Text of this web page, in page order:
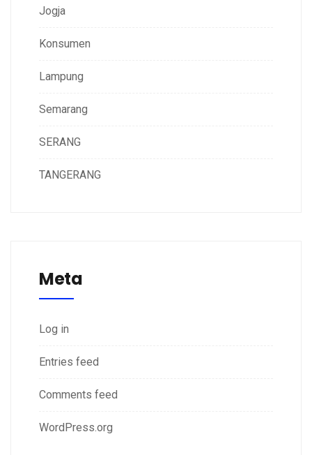
Jogja
Konsumen
Lampung
Semarang
SERANG
TANGERANG
Meta
Log in
Entries feed
Comments feed
WordPress.org